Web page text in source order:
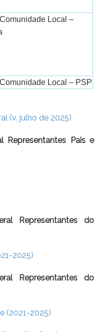
Local –
Local – PSP
(v. julho de 2025)
Representantes Pais e
Representantes do
2025)
Representantes do
(2021-2025)